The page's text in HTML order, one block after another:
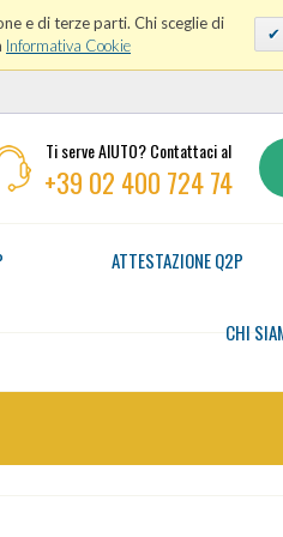
e di terze parti. Chi sceglie di
Informativa Cookie
Ti serve AIUTO? Contattaci al
+39 02 400 724 74
ATTESTAZIONE Q2P
CHI